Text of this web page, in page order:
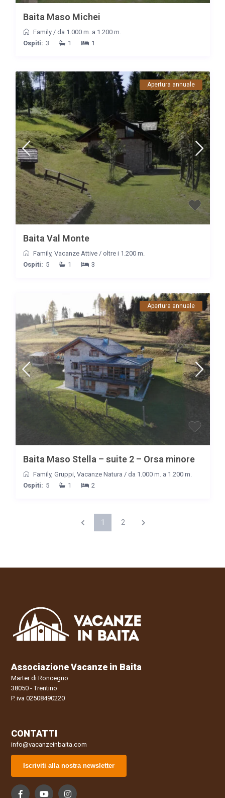
Baita Maso Michei
Family/ da 1.000 m. a 1.200 m.
Ospiti: 3 1 1
Apertura annuale
Baita Val Monte
Family, Vacanze Attive/ oltre i 1.200 m.
Ospiti: 5 1 3
Apertura annuale
Baita Maso Stella – suite 2 – Orsa minore
Family, Gruppi, Vacanze Natura / da 1.000 m. a 1.200 m.
Ospiti: 5 1 2
1 2
Associazione Vacanze in Baita
Marter di Roncegno
38050 - Trentino
P. iva 02508490220
CONTATTI
info@vacanzeinbaita.com
Iscriviti alla nostra newsletter